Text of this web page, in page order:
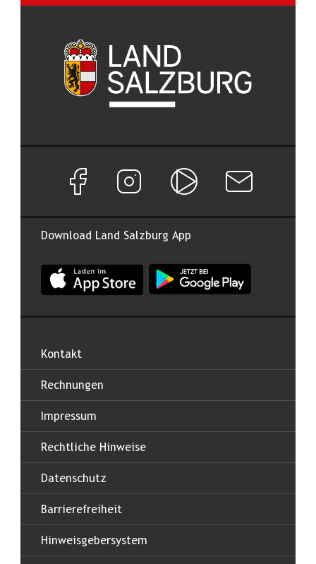
Download Land Salzburg App
App Land Salzburg im Apple App Store
App Land Salzburg im
Facebook Seite von Land Salzburg
Instagram Seite von Land Salzburg
Salzburg ONNewsletter
Kontakt
Rechnungen
Impressum
Rechtliche Hinweise
Datenschutz
Barrierefreiheit
Hinweisgebersystem